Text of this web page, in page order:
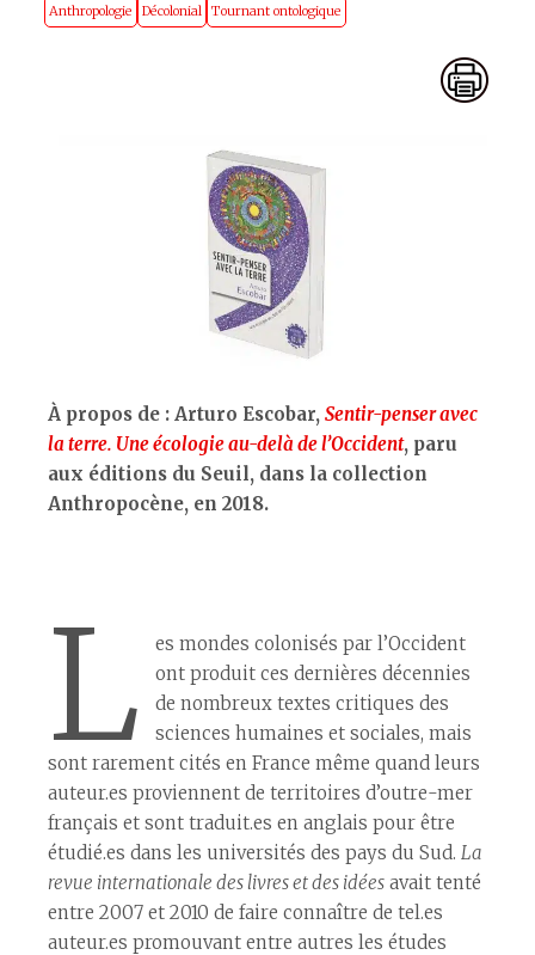
Anthropologie Décolonial Tournant ontologique
À propos de : Arturo Escobar,Sentir-penser avec
la terre. Une écologie au-delà de l’Occident, paru
aux éditions du Seuil, dans la collection
Anthropocène, en 2018.
L
es mondes colonisés par l’Occident
ont produit ces dernières décennies
de nombreux textes critiques des
sciences humaines et sociales, mais
sont rarement cités en France même quand leurs
auteur.es proviennent de territoires d’outre-mer
français et sont traduit.es en anglais pour être
étudié.es dans les universités des pays du Sud. La
revue internationale des livres et des idées avait tenté
entre 2007 et 2010 de faire connaître de tel.es
auteur.es promouvant entre autres les études